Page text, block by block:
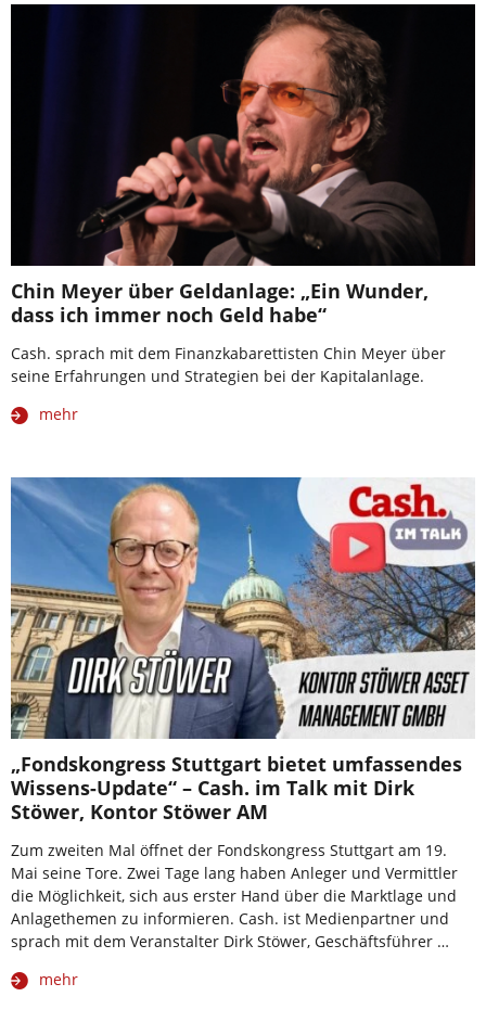
Chin Meyer über Geldanlage: „Ein Wunder,
dass ich immer noch Geld habe“
Cash. sprach mit dem Finanzkabarettisten Chin Meyer über
seine Erfahrungen und Strategien bei der Kapitalanlage.
mehr
„Fondskongress Stuttgart bietet umfassendes
Wissens-Update“ – Cash. im Talk mit Dirk
Stöwer, Kontor Stöwer AM
Zum zweiten Mal öffnet der Fondskongress Stuttgart am 19.
Mai seine Tore. Zwei Tage lang haben Anleger und Vermittler
die Möglichkeit, sich aus erster Hand über die Marktlage und
Anlagethemen zu informieren. Cash. ist Medienpartner und
sprach mit dem Veranstalter Dirk Stöwer, Geschäftsführer …
mehr